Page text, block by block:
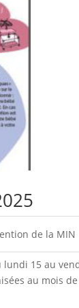
de la MIN
15 au
au mois